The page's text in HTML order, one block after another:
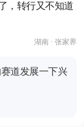
，转行又不知道
湖南 · 张家界
道发展一下兴